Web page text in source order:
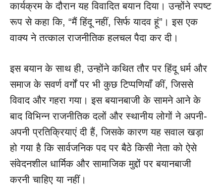
कार्यक्रम के दौरान यह विवादित बयान दिया। उन्होंने स्पष्ट
रूप से कहा कि, “मैं हिंदू नहीं, सिर्फ यादव हूं”। इस एक
वाक्य ने तत्काल राजनीतिक हलचल पैदा कर दी।
इस बयान के साथ ही, उन्होंने कथित तौर पर हिंदू धर्म और
समाज के सवर्ण वर्गों पर भी कुछ टिप्पणियाँ कीं, जिससे
विवाद और गहरा गया। इस बयानबाजी के सामने आने के
बाद विभिन्न राजनीतिक दलों और स्थानीय लोगों ने अपनी-
अपनी प्रतिक्रियाएं दी हैं, जिसके कारण यह सवाल खड़ा
हो गया है कि सार्वजनिक पद पर बैठे किसी नेता को ऐसे
संवेदनशील धार्मिक और सामाजिक मुद्दों पर बयानबाजी
करनी चाहिए या नहीं।